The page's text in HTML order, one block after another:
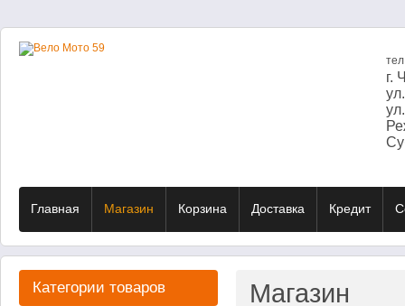
г.
Главная Магазин Корзина Доставка Кредит
Категории товаров Магазин